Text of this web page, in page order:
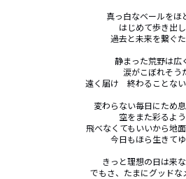
真っ白なベールをほ
はじめて歩き出
過去と未来を繋ぐ
静まった荒野は広
涙がこぼれそう
遠く届け　終わることな
変わらない毎日にため
空をまた彩るよ
飛べなくてもいいから地
今日もほら生きて
きっと理想の日は来
でもさ、たまにグッドな